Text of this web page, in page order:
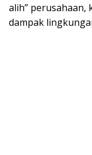
alih” perusahaan,
dampak